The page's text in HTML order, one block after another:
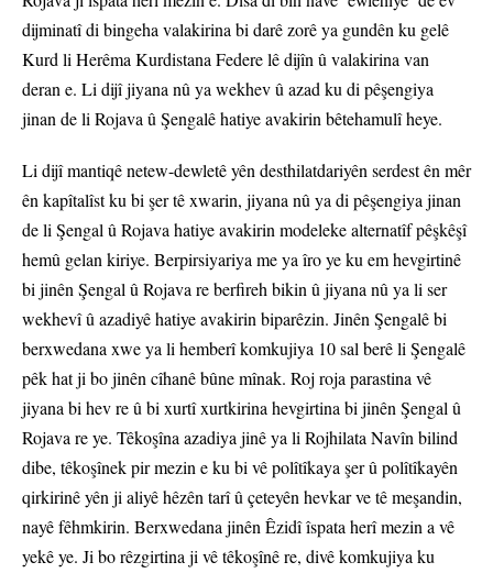
dijminatî di bingeha valakirina bi darê zorê ya gundên ku gelê
Kurd li Herêma Kurdistana Federe lê dijîn û valakirina van
deran e. Li dijî jiyana nû ya wekhev û azad ku di pêşengiya
jinan de li Rojava û Şengalê hatiye avakirin bêtehamulî heye.
Li dijî mantiqê netew-dewletê yên desthilatdariyên serdest ên mêr
ên kapîtalîst ku bi şer tê xwarin, jiyana nû ya di pêşengiya jinan
de li Şengal û Rojava hatiye avakirin modeleke alternatîf pêşkêşî
hemû gelan kiriye. Berpirsiyariya me ya îro ye ku em hevgirtinê
bi jinên Şengal û Rojava re berfireh bikin û jiyana nû ya li ser
wekhevî û azadiyê hatiye avakirin biparêzin. Jinên Şengalê bi
berxwedana xwe ya li hemberî komkujiya 10 sal berê li Şengalê
pêk hat ji bo jinên cîhanê bûne mînak. Roj roja parastina vê
jiyana bi hev re û bi xurtî xurtkirina hevgirtina bi jinên Şengal û
Rojava re ye. Têkoşîna azadiya jinê ya li Rojhilata Navîn bilind
dibe, têkoşînek pir mezin e ku bi vê polîtîkaya şer û polîtîkayên
qirkirinê yên ji aliyê hêzên tarî û çeteyên hevkar ve tê meşandin,
nayê fêhmkirin. Berxwedana jinên Êzidî îspata herî mezin a vê
yekê ye. Ji bo rêzgirtina ji vê têkoşînê re, divê komkujiya ku